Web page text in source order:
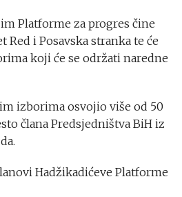
Platforme za progres čine
Red i Posavska stranka te će
koji će se održati naredne
izborima osvojio više od 50
člana Predsjedništva BiH iz
Hadžikadićeve Platforme